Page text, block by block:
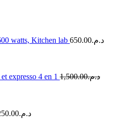
watts, Kitchen lab د.م.650.00
expresso 4 en 1 د.م.1,500.00
د.م.